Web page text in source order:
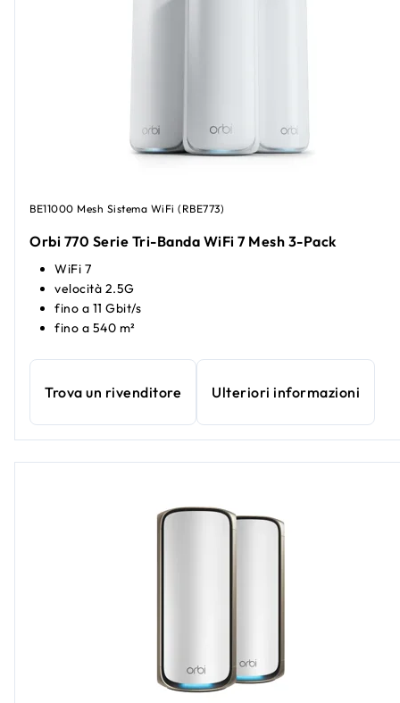
BE11000 Mesh Sistema WiFi (RBE773)
Orbi 770 Serie Tri-Banda WiFi 7 Mesh 3-Pack
WiFi 7
velocità 2.5G
fino a 11 Gbit/s
fino a 540 m²
Trova un rivenditore Ulteriori informazioni